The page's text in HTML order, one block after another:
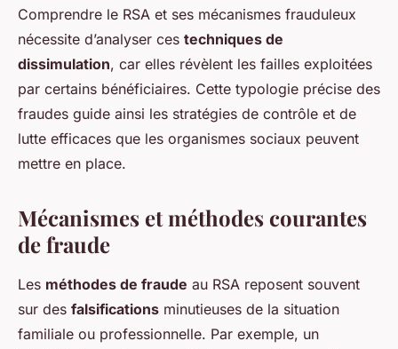
Comprendre le RSA et ses mécanismes frauduleux
nécessite d’analyser ces techniques de
dissimulation, car elles révèlent les failles exploitées
par certains bénéficiaires. Cette typologie précise des
fraudes guide ainsi les stratégies de contrôle et de
lutte efficaces que les organismes sociaux peuvent
mettre en place.
Mécanismes et méthodes courantes
de fraude
Les méthodes de fraude au RSA reposent souvent
sur des falsifications minutieuses de la situation
familiale ou professionnelle. Par exemple, un